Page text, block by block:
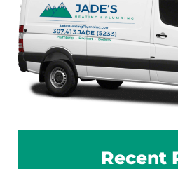
Recent